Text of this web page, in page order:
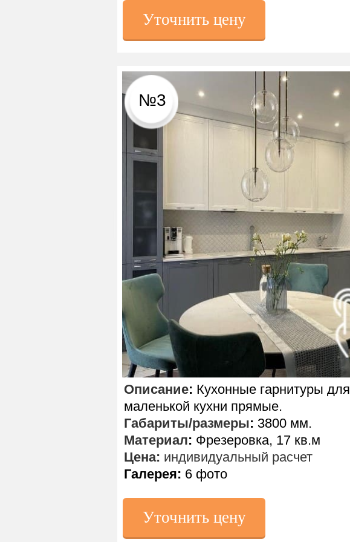
№3
Уточнить цену
Описание: Кухонные гарнитуры для
маленькой кухни прямые.
Габариты/размеры: 3800 мм.
Материал: Фрезеровка, 17 кв.м
Цена: индивидуальный расчет
Галерея: 6 фото
Уточнить цену